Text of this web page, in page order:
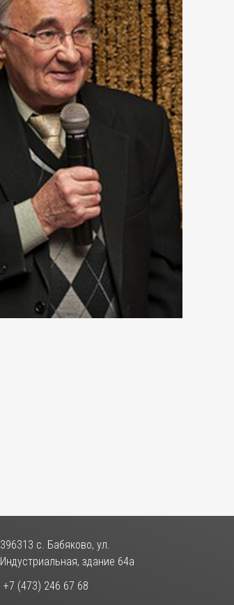
396313 с. Бабяково, ул.
Индустриальная, здание 64а
+7 (473) 246 67 68